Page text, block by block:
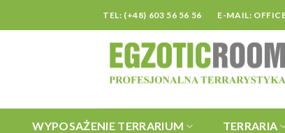
TEL: (+48) 603 56 56 56 E-MAIL:
WYPOSAŻENIE TERRARIUM TERRARIA